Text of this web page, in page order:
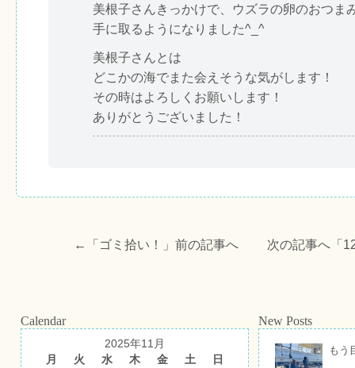
美根子さんきっかけで、ウズラの卵のおつま
手に取るようになりました^_^
美根子さんとは
どこかの海でまた会えそうな気がします！
その時はよろしくお願いします！
ありがとうございました！
←「 ゴミ拾い！ 」前の記事へ 次の記事へ「
Calendar
2025年11月
月
火 水 木 金 土
日
New Posts
もう